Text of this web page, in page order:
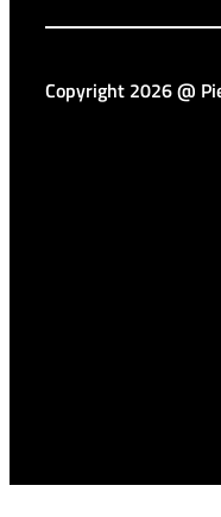
Copyright 2026 @